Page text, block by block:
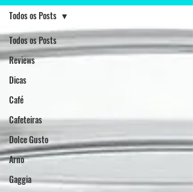
Todos os Posts
Reviews
Dicas
Café
Cafeteiras
Dolce Gusto
Arno
Gaggia
Todos os Posts